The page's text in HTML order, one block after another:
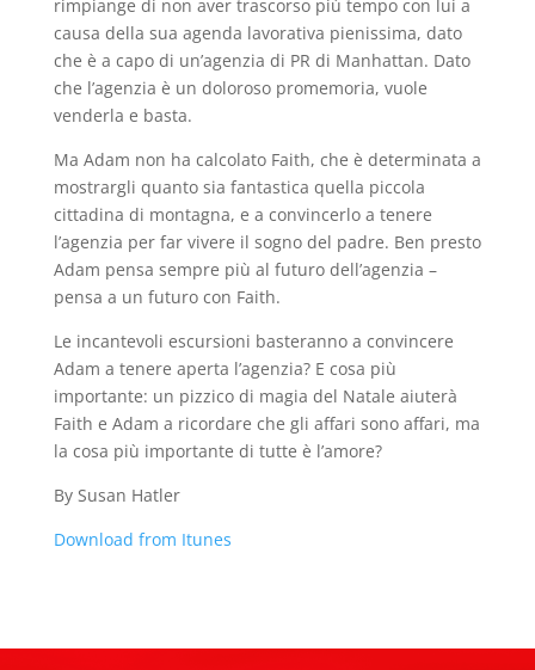
rimpiange di non aver trascorso più tempo con lui a
causa della sua agenda lavorativa pienissima, dato
che è a capo di un’agenzia di PR di Manhattan. Dato
che l’agenzia è un doloroso promemoria, vuole
venderla e basta.
Ma Adam non ha calcolato Faith, che è determinata a
mostrargli quanto sia fantastica quella piccola
cittadina di montagna, e a convincerlo a tenere
l’agenzia per far vivere il sogno del padre. Ben presto
Adam pensa sempre più al futuro dell’agenzia –
pensa a un futuro con Faith.
Le incantevoli escursioni basteranno a convincere
Adam a tenere aperta l’agenzia? E cosa più
importante: un pizzico di magia del Natale aiuterà
Faith e Adam a ricordare che gli affari sono affari, ma
la cosa più importante di tutte è l’amore?
By Susan Hatler
Download from Itunes